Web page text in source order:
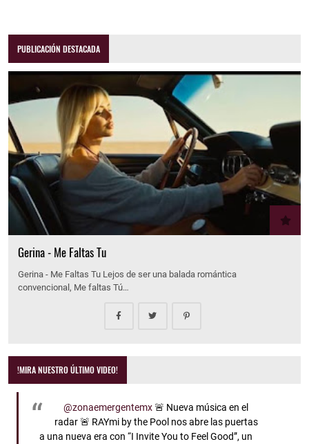
PUBLICACIÓN DESTACADA
Gerina - Me Faltas Tu
Gerina - Me Faltas Tu Lejos de ser una balada romántica
convencional, Me faltas Tú…
!MIRA NUESTRO ÚLTIMO VIDEO!
@zonaemergentemx🚨 Nueva música en el
radar 🚨 RAYmi by the Pool nos abre las puertas
a una nueva era con “I Invite You to Feel Good”, un